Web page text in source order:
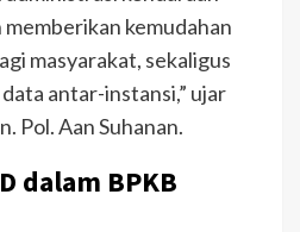
kemudahan
masyarakat, sekaligus
antar-instansi,” ujar
Pol. Aan Suhanan.
dalam BPKB